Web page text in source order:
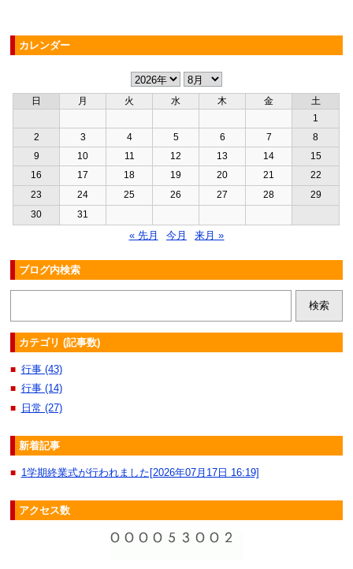
カレンダー
日 月 火 水 木 金
土
1
2
3 4 5 6 7
8
9
10 11 12 13 14
15
16
17 18 19 20 21
22
23
24 25 26 27 28
29
30
31
« 先月 今月 来月 »
ブログ内検索
カテゴリ (記事数)
■ 行事 (43)
■ 行事 (14)
■ 日常 (27)
新着記事
■ 1学期終業式が行われました[2026年07月17日 16:19]
アクセス数